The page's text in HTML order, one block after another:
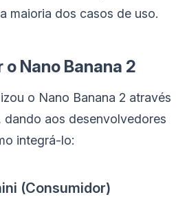
maioria dos casos de uso.
Nano Banana 2
o Nano Banana 2 através
dando aos desenvolvedores
integrá-lo:
(Consumidor)